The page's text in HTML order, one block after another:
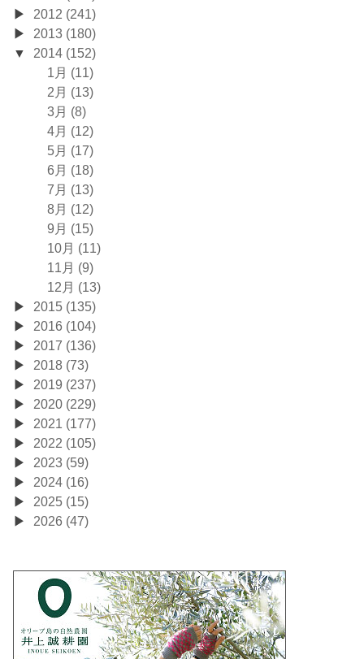
2012 (241)
2013 (180)
2014 (152)
1月 (11)
2月 (13)
3月 (8)
4月 (12)
5月 (17)
6月 (18)
7月 (13)
8月 (12)
9月 (15)
10月 (11)
11月 (9)
12月 (13)
2015 (135)
2016 (104)
2017 (136)
2018 (73)
2019 (237)
2020 (229)
2021 (177)
2022 (105)
2023 (59)
2024 (16)
2025 (15)
2026 (47)